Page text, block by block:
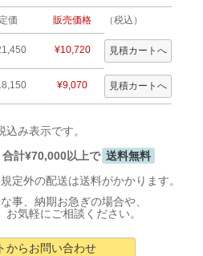
定価 販売価格 （税込）
¥10,720
¥9,070
込み表示です。
計¥70,000以上で 送料無料
定外の配送は送料がかかります。
事、納期お急ぎの場合や、
気軽にご相談ください。
からお問い合わせ